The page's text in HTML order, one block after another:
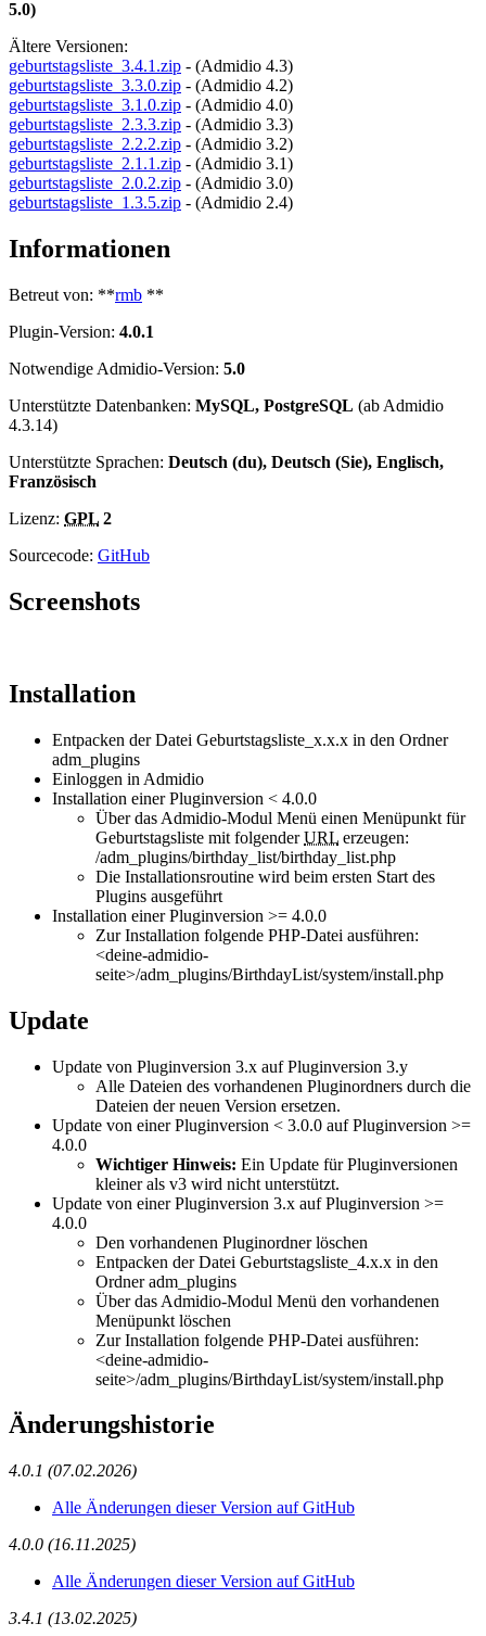
5.0)
Ältere Versionen:
geburtstagsliste_3.4.1.zip - (Admidio 4.3)
geburtstagsliste_3.3.0.zip - (Admidio 4.2)
geburtstagsliste_3.1.0.zip - (Admidio 4.0)
geburtstagsliste_2.3.3.zip - (Admidio 3.3)
geburtstagsliste_2.2.2.zip - (Admidio 3.2)
geburtstagsliste_2.1.1.zip - (Admidio 3.1)
geburtstagsliste_2.0.2.zip - (Admidio 3.0)
geburtstagsliste_1.3.5.zip - (Admidio 2.4)
Informationen
Betreut von: **rmb **
Plugin-Version: 4.0.1
Notwendige Admidio-Version: 5.0
Unterstützte Datenbanken: MySQL, PostgreSQL (ab Admidio
4.3.14)
Unterstützte Sprachen: Deutsch (du), Deutsch (Sie), Englisch,
Französisch
Lizenz: GPL 2
Sourcecode: GitHub
Screenshots
Installation
Entpacken der Datei Geburtstagsliste_x.x.x in den Ordner
adm_plugins
Einloggen in Admidio
Installation einer Pluginversion < 4.0.0
Über das Admidio-Modul Menü einen Menüpunkt für
Geburtstagsliste mit folgenderURL erzeugen:
/adm_plugins/birthday_list/birthday_list.php
Die Installationsroutine wird beim ersten Start des
Plugins ausgeführt
Installation einer Pluginversion >= 4.0.0
Zur Installation folgende PHP-Datei ausführen:
<deine-admidio-
seite>/adm_plugins/BirthdayList/system/install.php
Update
Update von Pluginversion 3.x auf Pluginversion 3.y
Alle Dateien des vorhandenen Pluginordners durch die
Dateien der neuen Version ersetzen.
Update von einer Pluginversion < 3.0.0 auf Pluginversion >=
4.0.0
Wichtiger Hinweis: Ein Update für Pluginversionen
kleiner als v3 wird nicht unterstützt.
Update von einer Pluginversion 3.x auf Pluginversion >=
4.0.0
Den vorhandenen Pluginordner löschen
Entpacken der Datei Geburtstagsliste_4.x.x in den
Ordner adm_plugins
Über das Admidio-Modul Menü den vorhandenen
Menüpunkt löschen
Zur Installation folgende PHP-Datei ausführen:
<deine-admidio-
seite>/adm_plugins/BirthdayList/system/install.php
Änderungshistorie
4.0.1 (07.02.2026)
Alle Änderungen dieser Version auf GitHub
4.0.0 (16.11.2025)
Alle Änderungen dieser Version auf GitHub
3.4.1 (13.02.2025)